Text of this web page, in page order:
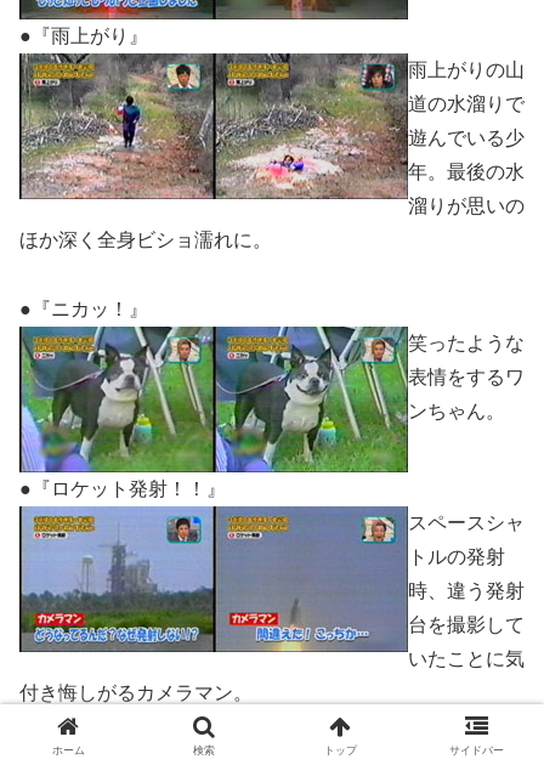
●『雨上がり』
雨上がりの山
道の水溜りで
遊んでいる少
年。最後の水
溜りが思いの
ほか深く全身ビショ濡れに。
●『ニカッ！』
笑ったような
表情をするワ
ンちゃん。
●『ロケット発射！！』
スペースシャ
トルの発射
時、違う発射
台を撮影して
いたことに気
付き悔しがるカメラマン。
ホーム 検索 トップ サイドバー